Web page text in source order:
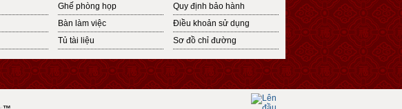
Ghế phòng họp
Bàn làm việc
Tủ tài liệu
Quy định bảo hành
Điều khoản sử dụng
Sơ đồ chỉ đường